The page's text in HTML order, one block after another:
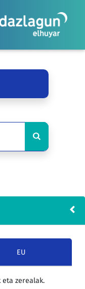
EU
eta zerealak.